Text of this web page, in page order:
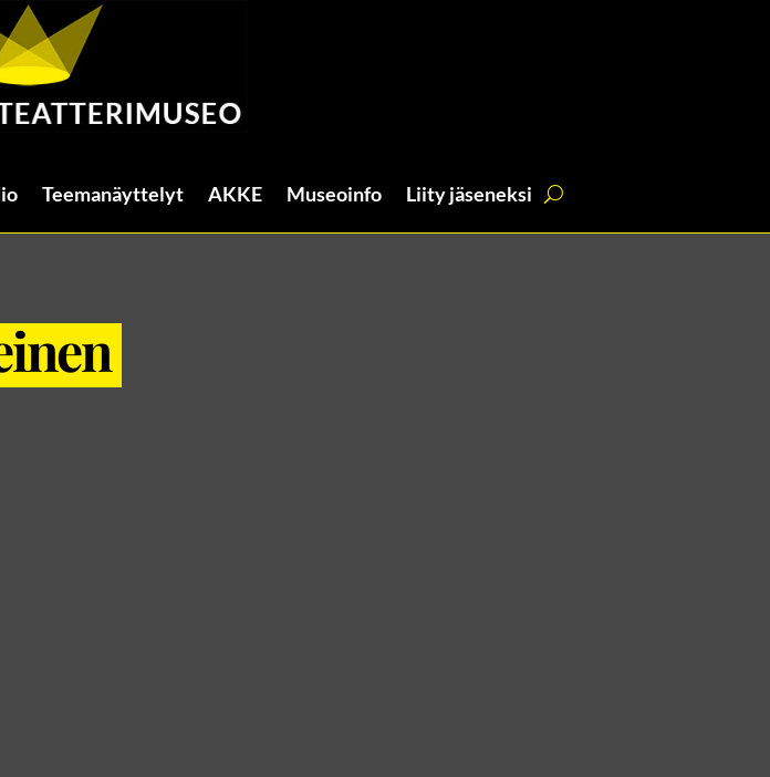
Teemanäyttelyt AKKE Museoinfo Liity jäseneksi